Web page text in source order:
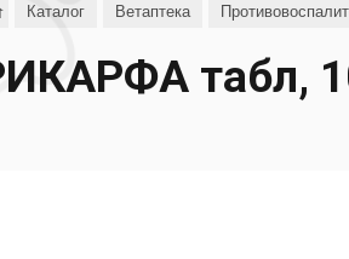
Каталог Ветаптека
табл,